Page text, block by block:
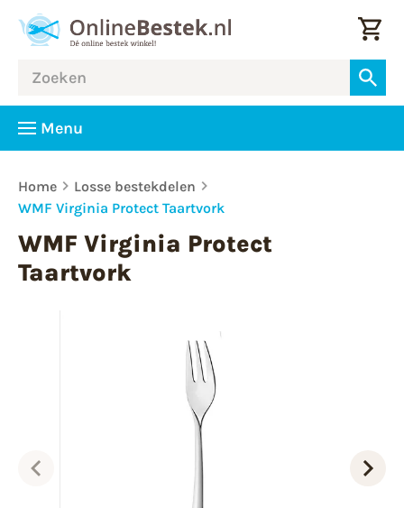
Menu
Home
Losse bestekdelen
WMF Virginia Protect Taartvork
WMF Virginia Protect
Taartvork